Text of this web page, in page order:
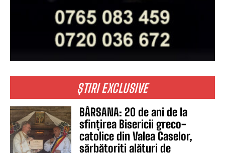
ȘTIRI EXCLUSIVE
BÂRSANA: 20 de ani de la
sfințirea Bisericii greco-
catolice din Valea Caselor,
sărbătoriți alături de